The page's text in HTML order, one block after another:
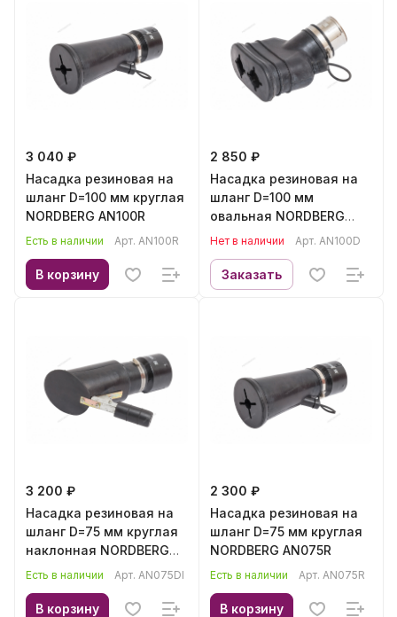
3 040 ₽
Насадка резиновая на
шланг D=100 мм круглая
NORDBERG AN100R
Есть в наличии Арт. AN100R
В корзину
2 850 ₽
Насадка резиновая на
шланг D=100 мм
овальная NORDBERG
AN100D
Нет в наличии Арт. AN100D
Заказать
3 200 ₽
Насадка резиновая на
шланг D=75 мм круглая
наклонная NORDBERG
AN075DI
Есть в наличии Арт. AN075DI
В корзину
2 300 ₽
Насадка резиновая на
шланг D=75 мм круглая
NORDBERG AN075R
Есть в наличии Арт. AN075R
В корзину